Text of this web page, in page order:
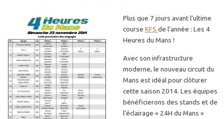
Plus que 7 jours avant l’ultime
course KFS de l’année : Les 4
Heures du Mans !
Avec son infrastructure
moderne, le nouveau circuit du
Mans est idéal pour clôturer
cette saison 2014. Les équipes
bénéficierons des stands et de
l’éclairage « 24H du Mans »